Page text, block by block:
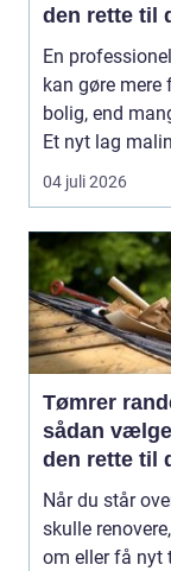
den rette til
malerprojekt
En
kan gøre mere
bolig, end
Et nyt lag
lysne mørke...
04 juli 2026
Tømrer
sådan
den rette til
byggeprojekt
Når du står
skulle
om eller få nyt